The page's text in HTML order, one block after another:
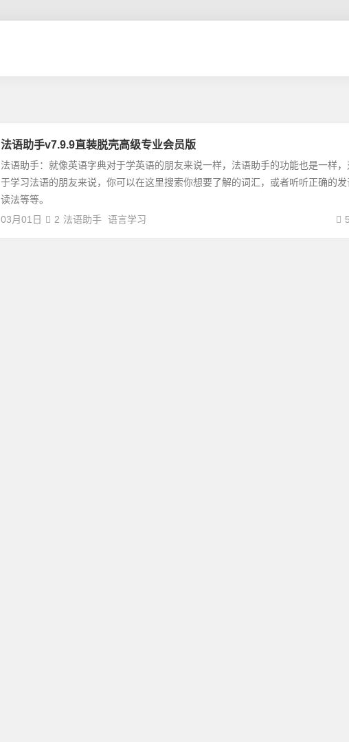
法语助手v7.9.9直装脱壳高级专业会员版
法语助手：就像英语字典对于学英语的朋友来说一样，法语助手的功能也是一样，
于学习法语的朋友来说，你可以在这里搜索你想要了解的词汇，或者听听正确的发
读法等等。
03月01日
2 法语助手 语言学习